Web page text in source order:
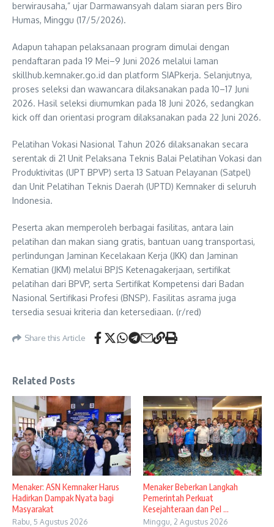
berwirausaha,” ujar Darmawansyah dalam siaran pers Biro
Humas, Minggu (17/5/2026).
Adapun tahapan pelaksanaan program dimulai dengan
pendaftaran pada 19 Mei–9 Juni 2026 melalui laman
skillhub.kemnaker.go.id dan platform SIAPkerja. Selanjutnya,
proses seleksi dan wawancara dilaksanakan pada 10–17 Juni
2026. Hasil seleksi diumumkan pada 18 Juni 2026, sedangkan
kick off dan orientasi program dilaksanakan pada 22 Juni 2026.
Pelatihan Vokasi Nasional Tahun 2026 dilaksanakan secara
serentak di 21 Unit Pelaksana Teknis Balai Pelatihan Vokasi dan
Produktivitas (UPT BPVP) serta 13 Satuan Pelayanan (Satpel)
dan Unit Pelatihan Teknis Daerah (UPTD) Kemnaker di seluruh
Indonesia.
Peserta akan memperoleh berbagai fasilitas, antara lain
pelatihan dan makan siang gratis, bantuan uang transportasi,
perlindungan Jaminan Kecelakaan Kerja (JKK) dan Jaminan
Kematian (JKM) melalui BPJS Ketenagakerjaan, sertifikat
pelatihan dari BPVP, serta Sertifikat Kompetensi dari Badan
Nasional Sertifikasi Profesi (BNSP). Fasilitas asrama juga
tersedia sesuai kriteria dan ketersediaan. (r/red)
Share this Article
Related Posts
Menaker: ASN Kemnaker Harus
Hadirkan Dampak Nyata bagi
Masyarakat
Rabu, 5 Agustus 2026
Menaker Beberkan Langkah
Pemerintah Perkuat
Kesejahteraan dan Pel ...
Minggu, 2 Agustus 2026